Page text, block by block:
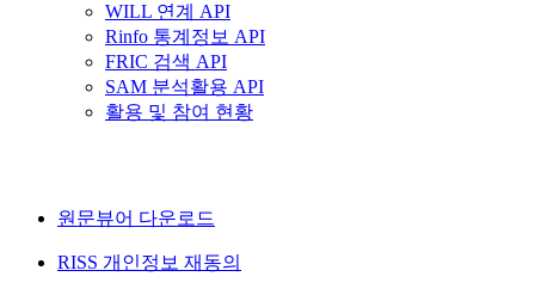
WILL 연계 API
Rinfo 통계정보 API
FRIC 검색 API
SAM 분석활용 API
활용 및 참여 현황
원문뷰어 다운로드
RISS 개인정보 재동의